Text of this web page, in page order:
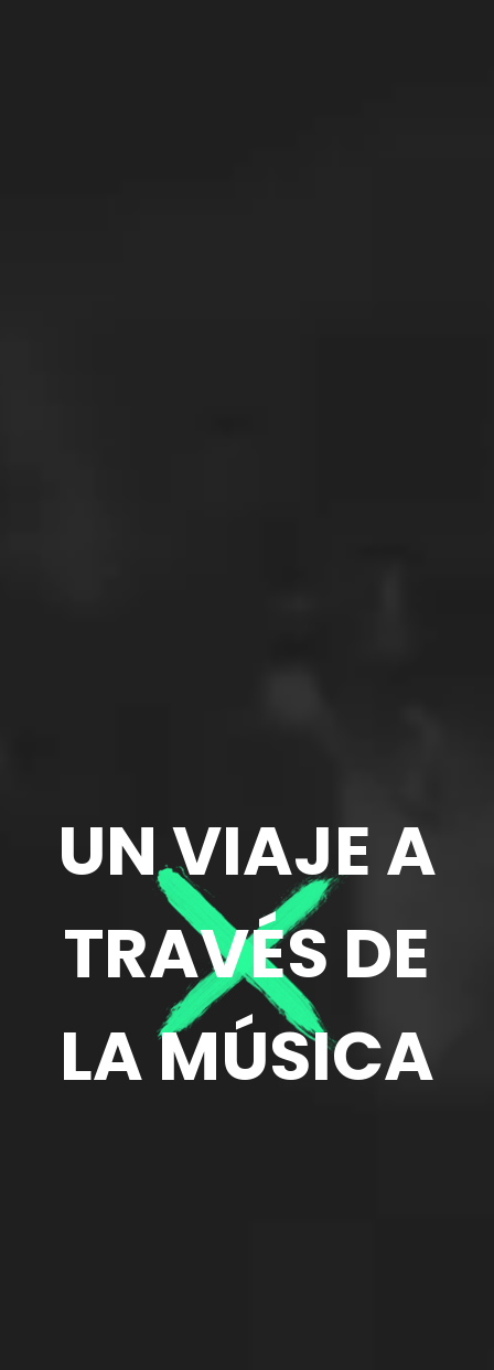
UN VIAJE A
TRAVÉS DE
LA MÚSICA